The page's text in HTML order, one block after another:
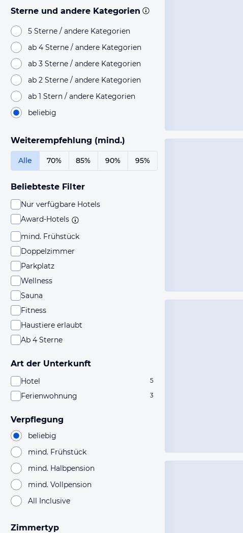
Sterne und andere Kategorien
5 Sterne / andere Kategorien
ab 4 Sterne / andere Kategorien
ab 3 Sterne / andere Kategorien
ab 2 Sterne / andere Kategorien
ab 1 Stern / andere Kategorien
beliebig
Weiterempfehlung (mind.)
Alle 70% 85% 90% 95%
Beliebteste Filter
Nur verfügbare Hotels
Award-Hotels
mind. Frühstück
Doppelzimmer
Parkplatz
Wellness
Sauna
Fitness
Haustiere erlaubt
Ab 4 Sterne
Art der Unterkunft
Hotel 5
Ferienwohnung 3
Verpflegung
beliebig
mind. Frühstück
mind. Halbpension
mind. Vollpension
All Inclusive
Zimmertyp